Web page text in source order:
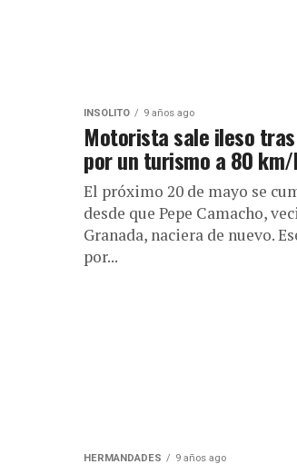
INSÓLITO 9 años ago
Motorista sale ileso
por un turismo a 80
El próximo 20 de mayo se
desde que Pepe Camacho,
Granada, naciera de nuevo.
por...
HERMANDADES 9 años ago